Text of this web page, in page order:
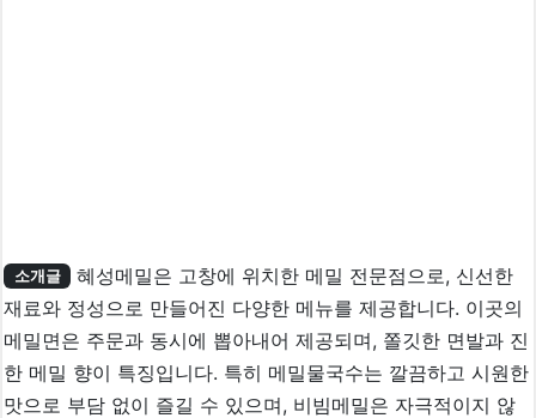
소개글
혜성메밀은 고창에 위치한 메밀 전문점으로, 신선한
재료와 정성으로 만들어진 다양한 메뉴를 제공합니다. 이곳의
메밀면은 주문과 동시에 뽑아내어 제공되며, 쫄깃한 면발과 진
한 메밀 향이 특징입니다. 특히 메밀물국수는 깔끔하고 시원한
맛으로 부담 없이 즐길 수 있으며, 비빔메밀은 자극적이지 않